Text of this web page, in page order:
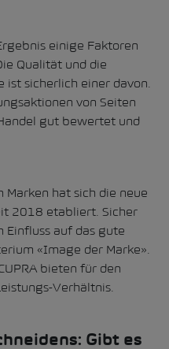
einige Faktoren
Qualität und die
sicherlich einer davon.
von Seiten
gut bewertet und
Marken hat sich die neue
2018 etabliert. Sicher
Einfluss auf das gute
«Image der Marke».
bieten für den
Verhältnis.
Gibt es